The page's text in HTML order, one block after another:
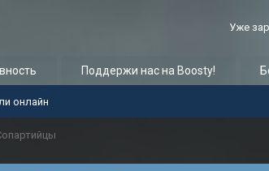
Уже
онлайн
Поддержи нас на Boosty!